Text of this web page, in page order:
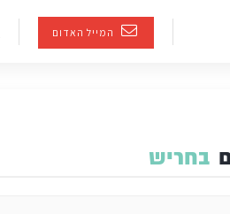
המייל האדום
בחריש